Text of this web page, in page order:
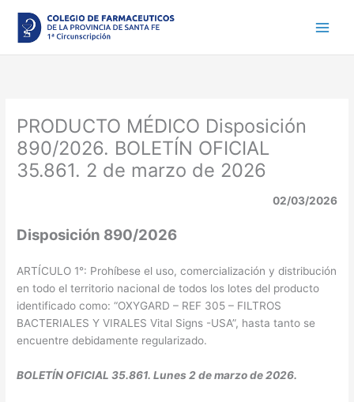
contenido
PRODUCTO MÉDICO Disposición
890/2026. BOLETÍN OFICIAL
35.861. 2 de marzo de 2026
02/03/2026
Disposición 890/2026
ARTÍCULO 1°: Prohíbese el uso, comercialización y distribución
en todo el territorio nacional de todos los lotes del producto
identificado como: “OXYGARD – REF 305 – FILTROS
BACTERIALES Y VIRALES Vital Signs -USA”, hasta tanto se
encuentre debidamente regularizado.
BOLETÍN OFICIAL 35.861. Lunes 2 de marzo de 2026.